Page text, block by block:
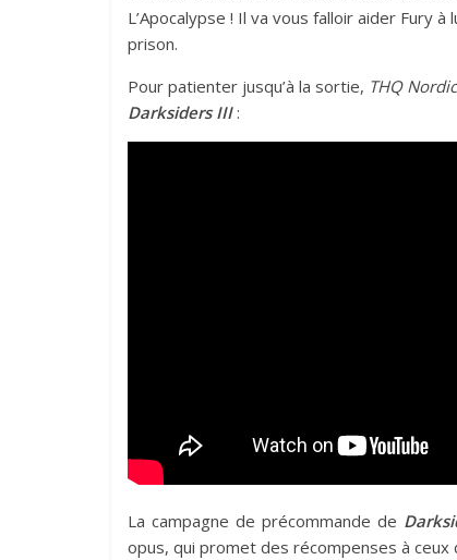
L’Apocalypse ! Il va vous falloir aider Fury
prison.
Pour patienter jusqu’à la sortie, THQ Nordic
Darksiders III:
La campagne de précommande de
opus, qui promet des récompenses à